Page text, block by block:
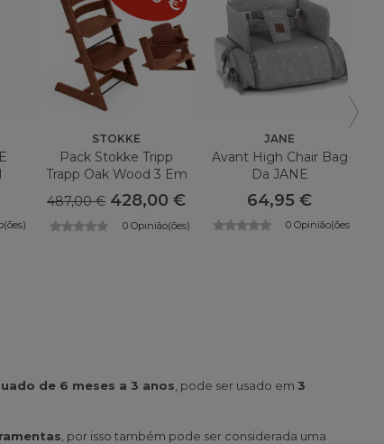
STOKKE
Pack Stokke Tripp
Trapp Oak Wood 3 Em
1 Cadeira Alta Para
Recém-Nascidos
487,00 € 428,00 €
0 Opinião(ões)
JANE
Avant High Chair Bag
Da JANE
64,95 €
0 Opinião(ões)
de 6 meses a 3 anos , pode ser usado em 3
, por isso também pode ser considerada uma